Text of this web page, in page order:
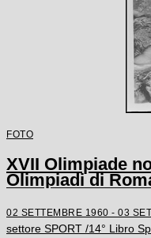
FOTO
XVII Olimpiade
Olimpiadi di
02 SETTEMBRE 1960 - 03
settore SPORT /14° Libro